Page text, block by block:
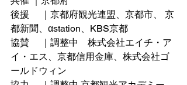
後援　 ｜京都府観光連盟、京都市、 京
都新聞、αstation、KBS京都
協賛　 ｜調整中　株式会社エイチ・ア
イ・エス、 京都信用金庫、 株式会社ゴ
ールドウィン